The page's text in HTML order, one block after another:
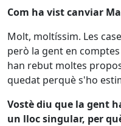
Com ha vist canviar
Molt, moltíssim. Les
però la gent en
han rebut moltes
quedat perquè s'ho
Vostè diu que la gent
un lloc singular, per